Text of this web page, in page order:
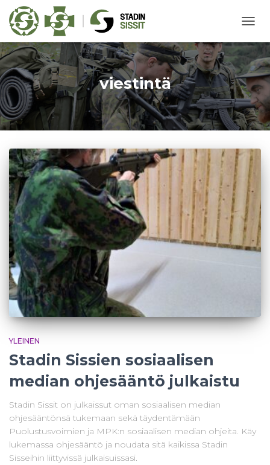
viestintä
YLEINEN
Stadin Sissien sosiaalisen
median ohjesääntö julkaistu
Stadin Sissit on julkaissut oman sosiaalisen median
ohjesääntönsä tukemaan sekä täydentämään
Puolustusvoimien ja MPK:n sosiaalisen median ohjeita. Käy
lukemassa ohjesääntö ja noudata sitä kaikissa Stadin
Sisseihin liittyvissä julkaisuissasi.